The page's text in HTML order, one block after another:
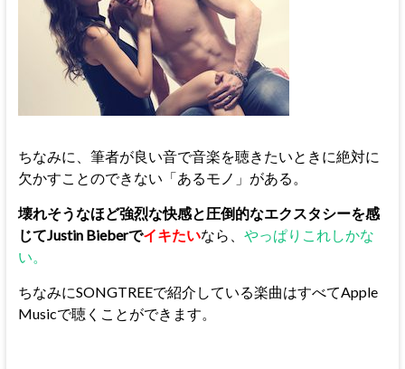
ちなみに、筆者が良い音で音楽を聴きたいときに絶対に
欠かすことのできない「あるモノ」がある。
壊れそうなほど強烈な快感と圧倒的なエクスタシーを感
じてJustin Bieberでイキたいなら、 やっぱりこれしかな
い。
ちなみにSONGTREEで紹介している楽曲はすべてApple
Musicで聴くことができます。